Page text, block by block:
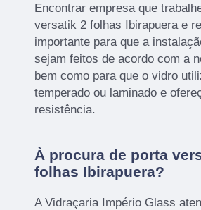
Encontrar empresa que
versatik 2 folhas Ibirapuera e
importante para que a
sejam feitos de acordo com a
bem como para que o vidro
temperado ou laminado e
resistência.
À procura de porta
folhas Ibirapuera?
A Vidraçaria Império Glass